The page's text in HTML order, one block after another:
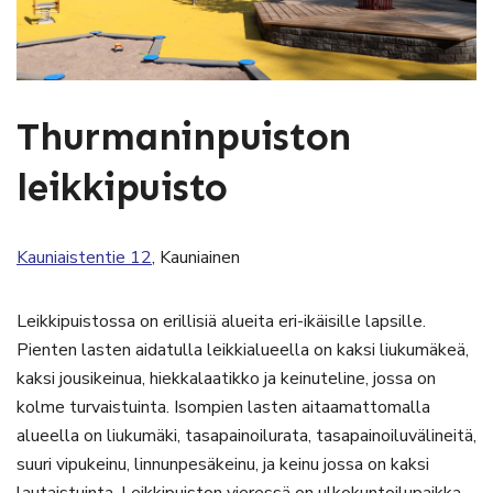
Thurmaninpuiston
leikkipuisto
Kauniaistentie 12, Kauniainen
Leikkipuistossa on erillisiä alueita eri-ikäisille lapsille.
Pienten lasten aidatulla leikkialueella on kaksi liukumäkeä,
kaksi jousikeinua, hiekkalaatikko ja keinuteline, jossa on
kolme turvaistuinta. Isompien lasten aitaamattomalla
alueella on liukumäki, tasapainoilurata, tasapainoiluvälineitä,
suuri vipukeinu, linnunpesäkeinu, ja keinu jossa on kaksi